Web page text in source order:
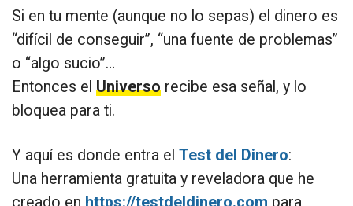
Si en tu mente (aunque no lo sepas) el dinero es
“difícil de conseguir”, “una fuente de problemas”
o “algo sucio”…
Entonces el Universo recibe esa señal, y lo
bloquea para ti.
Y aquí es donde entra el Test del Dinero:
Una herramienta gratuita y reveladora que he